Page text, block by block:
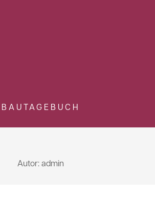
BAUTAGEBUCH
Autor: admin